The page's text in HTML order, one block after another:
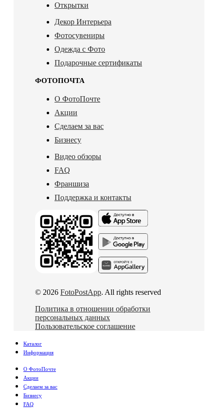
Открытки
Декор Интерьера
Фотосувениры
Одежда с Фото
Подарочные сертификаты
ФОТОПОЧТА
О ФотоПочте
Акции
Сделаем за вас
Бизнесу
Видео обзоры
FAQ
Франшиза
Поддержка и контакты
© 2026 FotoPostApp. All rights reserved
Политика в отношении обработки
персональных данных
Пользовательское соглашение
Каталог
Информация
О ФотоПочте
Акции
Сделаем за вас
Бизнесу
FAQ